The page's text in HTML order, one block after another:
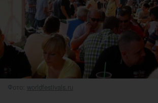
Фото: worldfestivals.ru